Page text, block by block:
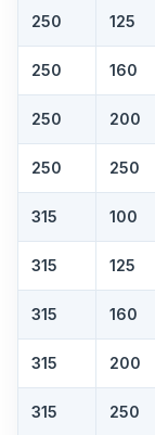
250 125
250 160
250 200
250 250
315 100
315 125
315 160
315 200
315 250